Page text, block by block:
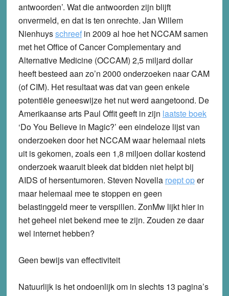
antwoorden’. Wat die antwoorden zijn blijft
onvermeld, en dat is ten onrechte. Jan Willem
Nienhuysschreefin 2009 al hoe het NCCAM samen
met het Office of Cancer Complementary and
Alternative Medicine (OCCAM) 2,5 miljard dollar
heeft besteed aan zo’n 2000 onderzoeken naar CAM
(of CIM). Het resultaat was dat van geen enkele
potentiële geneeswijze het nut werd aangetoond. De
Amerikaanse arts Paul Offit geeft in zijn laatste boek
‘Do You Believe in Magic?’ een eindeloze lijst van
onderzoeken door het NCCAM waar helemaal niets
uit is gekomen, zoals een 1,8 miljoen dollar kostend
onderzoek waaruit bleek dat bidden niet helpt bij
AIDS of hersentumoren. Steven Novella roept oper
maar helemaal mee te stoppen en geen
belastinggeld meer te verspillen. ZonMw lijkt hier in
het geheel niet bekend mee te zijn. Zouden ze daar
wel internet hebben?
Geen bewijs van effectiviteit
Natuurlijk is het ondoenlijk om in slechts 13 pagina’s